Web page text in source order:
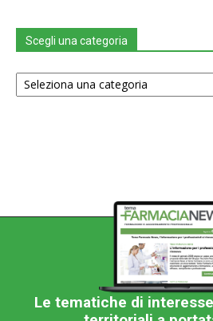
Scegli una categoria
Scegli
una
Le tematiche di